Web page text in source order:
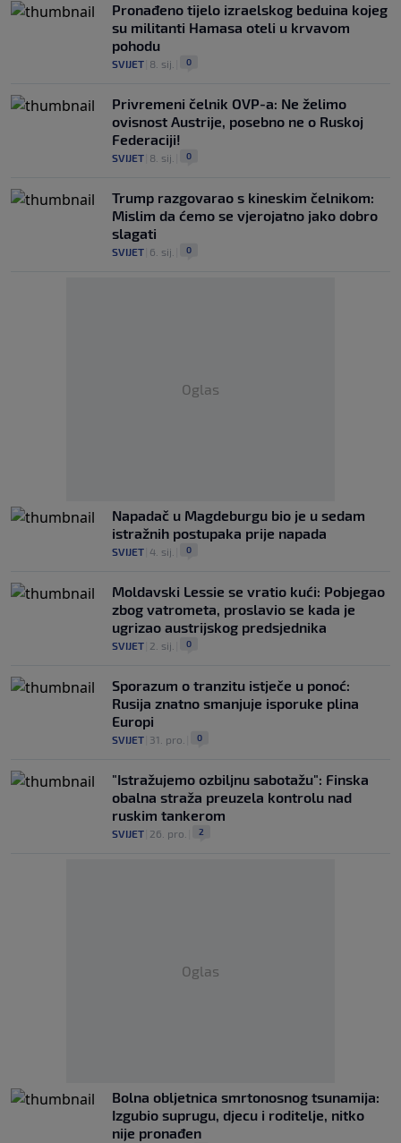
Pronađeno tijelo izraelskog beduina kojeg
su militanti Hamasa oteli u krvavom
pohodu
SVIJET 8. sij. 0
Privremeni čelnik OVP-a: Ne želimo
ovisnost Austrije, posebno ne o Ruskoj
Federaciji!
SVIJET 8. sij. 0
Trump razgovarao s kineskim čelnikom:
Mislim da ćemo se vjerojatno jako dobro
slagati
SVIJET 6. sij. 0
Oglas
Napadač u Magdeburgu bio je u sedam
istražnih postupaka prije napada
SVIJET 4. sij. 0
Moldavski Lessie se vratio kući: Pobjegao
zbog vatrometa, proslavio se kada je
ugrizao austrijskog predsjednika
SVIJET 2. sij. 0
Sporazum o tranzitu istječe u ponoć:
Rusija znatno smanjuje isporuke plina
Europi
SVIJET 31. pro. 0
"Istražujemo ozbiljnu sabotažu": Finska
obalna straža preuzela kontrolu nad
ruskim tankerom
SVIJET 26. pro. 2
Oglas
Bolna obljetnica smrtonosnog tsunamija:
Izgubio suprugu, djecu i roditelje, nitko
nije pronađen